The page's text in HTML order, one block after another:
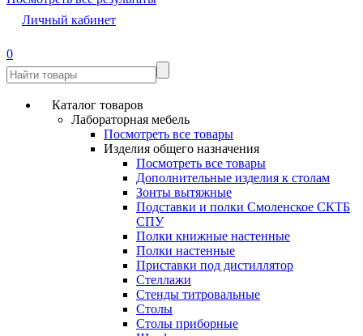
Личный кабинет
0
Каталог товаров
Лабораторная мебель
Посмотреть все товары
Изделия общего назначения
Посмотреть все товары
Дополнительные изделия к столам
Зонты вытяжные
Подставки и полки Смоленское СКТБ
СПУ
Полки книжные настенные
Полки настенные
Приставки под дистиллятор
Стеллажи
Стенды титровальные
Столы
Столы приборные